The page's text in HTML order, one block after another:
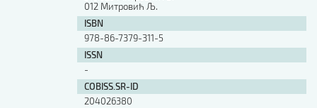
012 Митровић Љ.
ISBN
978-86-7379-311-5
ISSN
-
COBISS.SR-ID
204026380